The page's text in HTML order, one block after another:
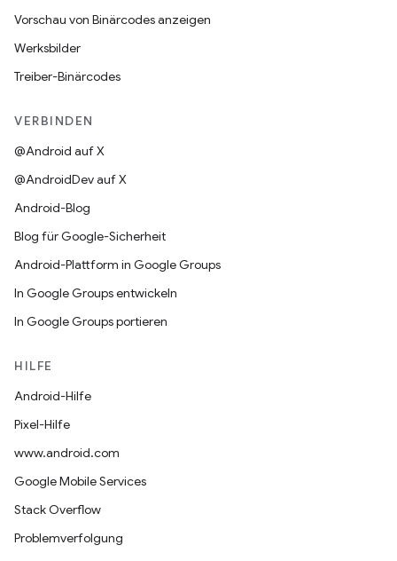
Vorschau von Binärcodes anzeigen
Werksbilder
Treiber-Binärcodes
VERBINDEN
@Android auf X
@AndroidDev auf X
Android-Blog
Blog für Google-Sicherheit
Android-Plattform in Google Groups
In Google Groups entwickeln
In Google Groups portieren
HILFE
Android-Hilfe
Pixel-Hilfe
www.android.com
Google Mobile Services
Stack Overflow
Problemverfolgung